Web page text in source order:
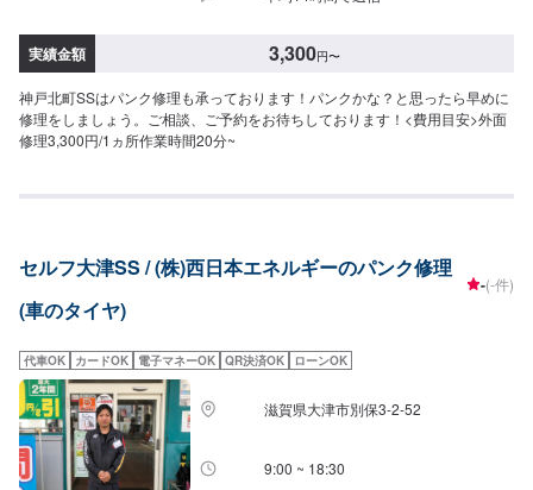
実績金額 3,300円〜
神戸北町SSはパンク修理も承っております！パンクかな？と思ったら早めに
修理をしましょう。ご相談、ご予約をお待ちしております！<費用目安>外面
修理3,300円/1ヵ所作業時間20分~
セルフ大津SS / (株)西日本エネルギーのパンク修理
(車のタイヤ)
-(-件)
代車OK カードOK 電子マネーOK QR決済OK ローンOK
滋賀県大津市別保3-2-52
9:00 ~ 18:30